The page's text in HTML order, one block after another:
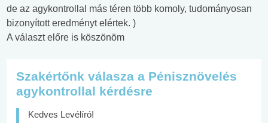
de az agykontrollal más téren több komoly, tudományosan
bizonyított eredményt elértek. )
A választ előre is köszönöm
Szakértőnk válasza a Pénisznövelés
agykontrollal kérdésre
Kedves Levélíró!